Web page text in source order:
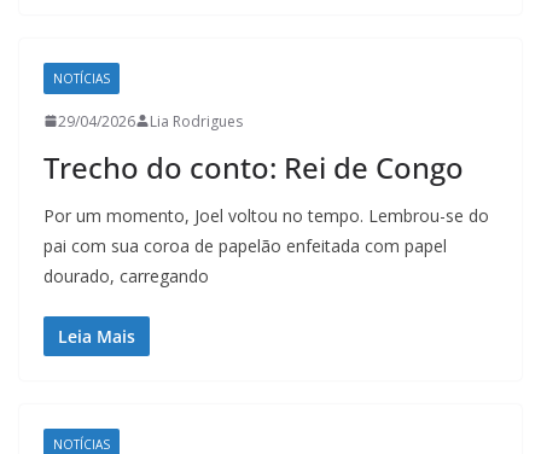
NOTÍCIAS
29/04/2026 Lia Rodrigues
Trecho do conto: Rei de Congo
Por um momento, Joel voltou no tempo. Lembrou-se do
pai com sua coroa de papelão enfeitada com papel
dourado, carregando
Leia Mais
NOTÍCIAS